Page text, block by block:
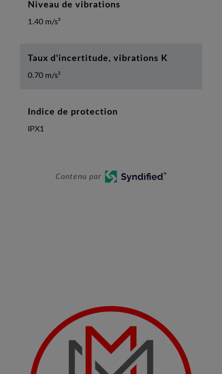
Niveau de vibrations
1.40 m/s²
Taux d'incertitude, vibrations K
0.70 m/s²
Indice de protection
IPX1
Contenu par